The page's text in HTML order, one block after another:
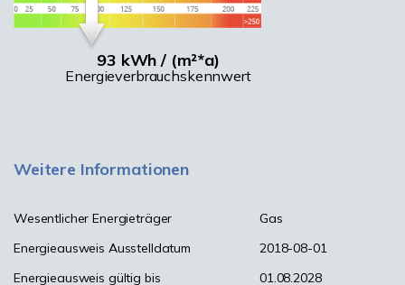
93 kWh / (m²*a)
Energieverbrauchskennwert
Weitere Informationen
Wesentlicher Energieträger
Gas
Energieausweis Ausstelldatum
2018-08-01
Energieausweis gültig bis
01.08.2028